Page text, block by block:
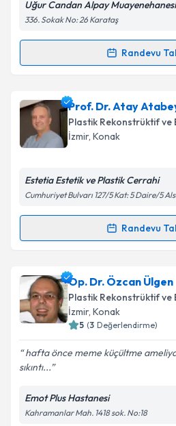
Kişisel verilerimin
Metni'ni okudum ve
Takvim
Uğur Candan Alpay Muayenehanesi
336. Sokak No: 26 Karataş
Randevu
Randevu Takvimi Talebi
Op. Dr. Uğur Candan Alpay
talebi oluşturun. Size bu
için bir takvim hazırlandığında
bilgilendireceğiz.
Kişisel verilerimin
kapsamda işlenmesini
Takvim
Prof. Dr. Atay
Plastik Rekonstrüktif ve
İzmir, Konak
Estetia Estetik ve Plastik Cerrahi
Cumhuriyet Bulvarı 127/5 Kat: 5 Daire/5
Randevu
Randevu Takvimi Talebi
Prof. Dr. Atay Atabeyiçin
oluşturun. Size bu uzmandan
takvim hazırlandığında e-
Kişisel verilerimin
Metni'ni okudum ve
Op. Dr. Özcan Ülgen
Plastik Rekonstrüktif ve
İzmir, Konak
5 (3 Değerlendirme)
hafta önce meme küçültme
sıkıntı...
Emot Plus Hastanesi
Kahramanlar Mah. 1418 sok. No:18